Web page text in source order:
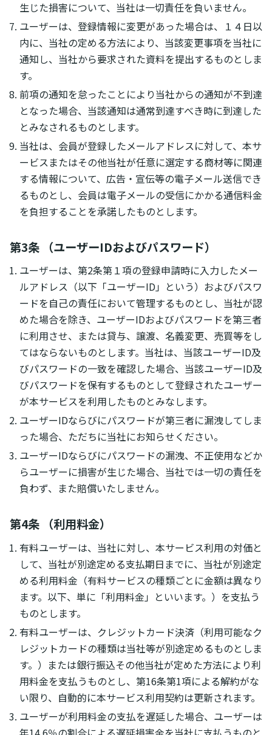
生じた損害について、当社は一切責任を負いません。
ユーザーは、登録情報に変更があった場合は、１４日以
内に、当社の定める方法により、当該変更事項を当社に
通知し、当社から要求された資料を提出するものとしま
す。
前項の通知を怠ったことにより当社からの通知が不到達
となった場合、当該通知は通常到達すべき時に到達した
とみなされるものとします。
当社は、会員が登録したメールアドレスに対して、本サ
ービスまたはその他当社が任意に選定する商材等に関連
する情報について、広告・宣伝等の電子メール送信でき
るものとし、会員は電子メールの受信にかかる通信料金
を負担することを承諾したものとします。
第3条 （ユーザーIDおよびパスワード）
ユーザーは、第2条第１項の登録申請時に入力したメー
ルアドレス（以下「ユーザーID」という）およびパスワ
ードを自己の責任において管理するものとし、当社が認
めた場合を除き、ユーザーIDおよびパスワードを第三者
に利用させ、または貸与、譲渡、名義変更、売買等をし
てはならないものとします。当社は、当該ユーザーID及
びパスワードの一致を確認した場合、当該ユーザーID及
びパスワードを保有するものとして登録されたユーザー
が本サービスを利用したものとみなします。
ユーザーIDならびにパスワードが第三者に漏洩してしま
った場合、ただちに当社にお知らせください。
ユーザーIDならびにパスワードの漏洩、不正使用などか
らユーザーに損害が生じた場合、当社では一切の責任を
負わず、また賠償いたしません。
第4条 （利用料金）
有料ユーザーは、当社に対し、本サービス利用の対価と
して、当社が別途定める支払期日までに、当社が別途定
める利用料金（有料サービスの種類ごとに金額は異なり
ます。以下、単に「利用料金」といいます。）を支払う
ものとします。
有料ユーザーは、クレジットカード決済（利用可能なク
レジットカードの種類は当社等が別途定めるものとしま
す。）または銀行振込その他当社が定めた方法により利
用料金を支払うものとし、第16条第1項による解約がな
い限り、自動的に本サービス利用契約は更新されます。
ユーザーが利用料金の支払を遅延した場合、ユーザーは